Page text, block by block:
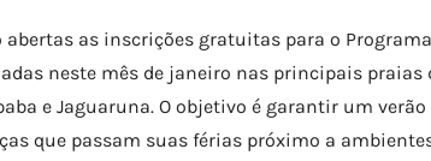
abertas as inscrições gratuitas para o
neste mês de janeiro nas principais
e Jaguaruna. O objetivo é garantir um
que passam suas férias próximo a